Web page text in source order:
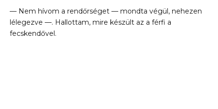
— Nem hívom a rendőrséget — mondta végül, nehezen
lélegezve —. Hallottam, mire készült az a férfi a
fecskendővel.